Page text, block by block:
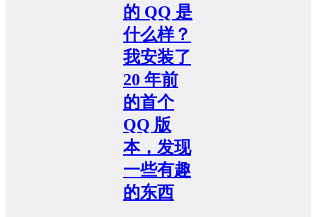
的 QQ 是
什么样？
我安装了
20 年前
的首个
QQ 版
本，发现
一些有趣
的东西